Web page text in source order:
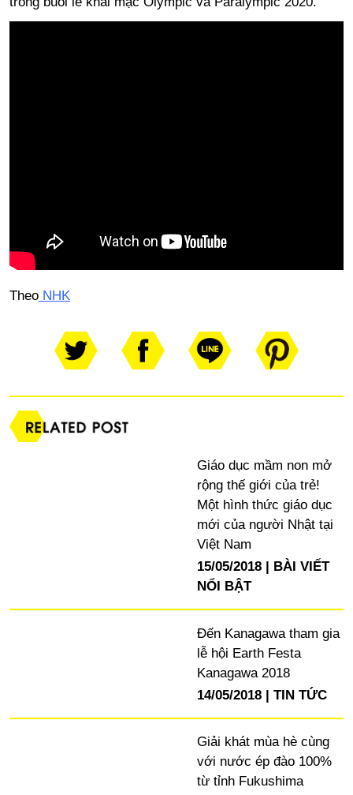
Theo NHK
Giáo dục mầm non mở
rộng thế giới của trẻ!
Một hình thức giáo dục
mới của người Nhật tại
Việt Nam
15/05/2018
BÀI VIẾT
NỔI BẬT
Đến Kanagawa tham gia
lễ hội Earth Festa
Kanagawa 2018
14/05/2018
TIN TỨC
Giải khát mùa hè cùng
với nước ép đào 100%
từ tỉnh Fukushima